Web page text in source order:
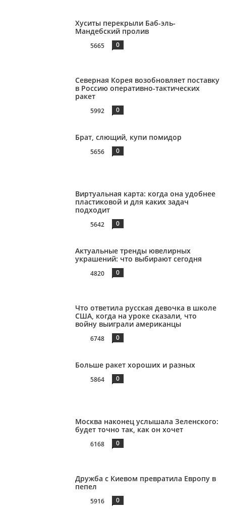
Хуситы перекрыли Баб-эль-
Мандебский пролив
5665 0
Северная Корея возобновляет поставку
в Россию оперативно-тактических
ракет
5992 0
Брат, слющий, купи помидор
5656 0
Виртуальная карта: когда она удобнее
пластиковой и для каких задач
подходит
5642 0
Актуальные тренды ювелирных
украшений: что выбирают сегодня
4820 0
Что ответила русская девочка в школе
США, когда на уроке сказали, что
войну выиграли американцы
6748 0
Больше ракет хороших и разных
5864 0
Москва наконец услышала Зеленского:
будет точно так, как он хочет
6168 0
Дружба с Киевом превратила Европу в
пепел
5916 0